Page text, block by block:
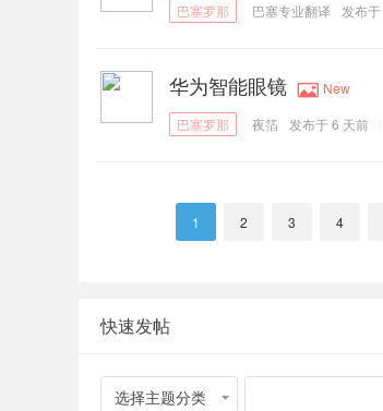
巴塞专业翻译
发布于
华为智能眼镜
New
夜箔
发布于6 天前
1 2 3 4
快速发帖
选择主题分类